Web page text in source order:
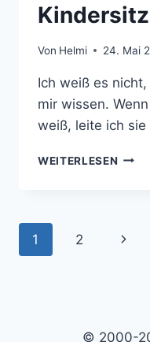
Von Helmi 24. Mai
Ich weiß es
mir wissen.
weiß, leite ich sie
WEITERLESEN WIE
1 2
© 2000-